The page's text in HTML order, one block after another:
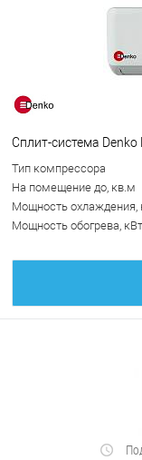
Сплит-система Denko
Тип компрессора
На помещение до, кв.м
Мощность охлаждения,
Мощность обогрева,